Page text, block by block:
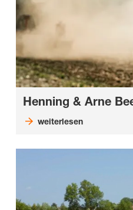
Henning & Arne
weiterlesen